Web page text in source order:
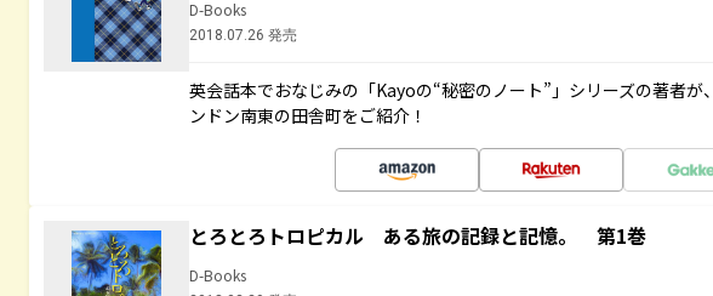
D-Books
2018.07.26 発売
英会話本でおなじみの「Kayoの“秘密のノート”」シリーズの著者が
ンドン南東の田舎町をご紹介！
とろとろトロピカル ある旅の記録と記憶。 第1巻
D-Books